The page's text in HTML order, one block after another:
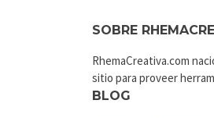
SOBRE
RhemaCreativa.com
sitio para proveer
BLOG